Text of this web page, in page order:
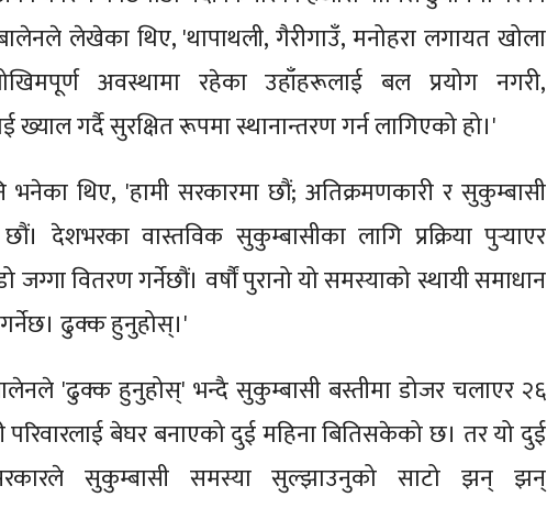
लेखेका थिए, 'थापाथली, गैरीगाउँ, मनोहरा लगायत खोला
अवस्थामा रहेका उहाँहरूलाई बल प्रयोग नगरी,
ख्याल गर्दै सुरक्षित रूपमा स्थानान्तरण गर्न लागिएको हो।'
थिए, 'हामी सरकारमा छौं; अतिक्रमणकारी र सुकुम्बासी
देशभरका वास्तविक सुकुम्बासीका लागि प्रक्रिया पुर्‍याएर
जग्गा वितरण गर्नेछौं। वर्षौं पुरानो यो समस्याको स्थायी समाधान
ढुक्क हुनुहोस्।'
बालेनले 'ढुक्क हुनुहोस्' भन्दै सुकुम्बासी बस्तीमा डोजर चलाएर २६
परिवारलाई बेघर बनाएको दुई महिना बितिसकेको छ। तर यो दुई
सुकुम्बासी समस्या सुल्झाउनुको साटो झन् झन्